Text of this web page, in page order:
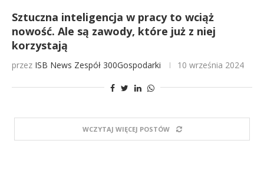
Sztuczna inteligencja w pracy to wciąż
nowość. Ale są zawody, które już z niej
korzystają
przez ISB News Zespół 300Gospodarki 10 września 2024
WCZYTAJ WIĘCEJ POSTÓW